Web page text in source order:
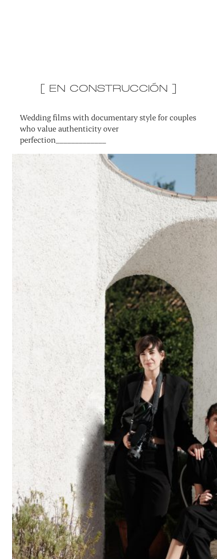
[ EN CONSTRUCCIÓN ]
Wedding films with documentary style for couples
who value authenticity over
perfection_____________